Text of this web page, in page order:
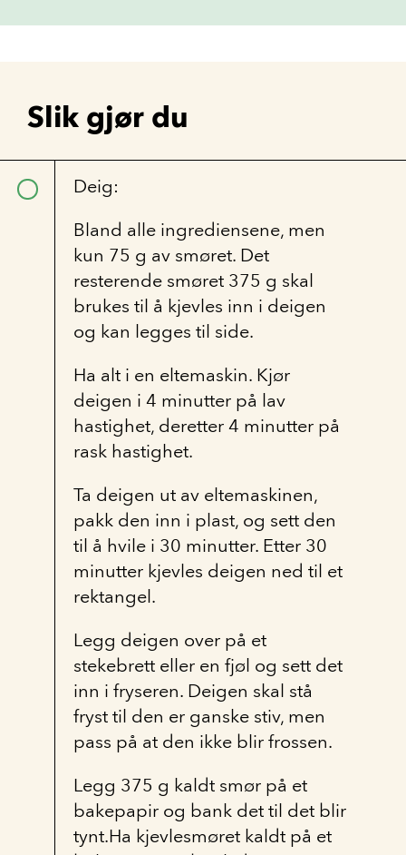
Slik gjør du
Deig:
Bland alle ingrediensene, men
kun 75 g av smøret. Det
resterende smøret 375 g skal
brukes til å kjevles inn i deigen
og kan legges til side.
Ha alt i en eltemaskin. Kjør
deigen i 4 minutter på lav
hastighet, deretter 4 minutter på
rask hastighet.
Ta deigen ut av eltemaskinen,
pakk den inn i plast, og sett den
til å hvile i 30 minutter. Etter 30
minutter kjevles deigen ned til et
rektangel.
Legg deigen over på et
stekebrett eller en fjøl og sett det
inn i fryseren. Deigen skal stå
fryst til den er ganske stiv, men
pass på at den ikke blir frossen.
Legg 375 g kaldt smør på et
bakepapir og bank det til det blir
tynt.Ha kjevlesmøret kaldt på et